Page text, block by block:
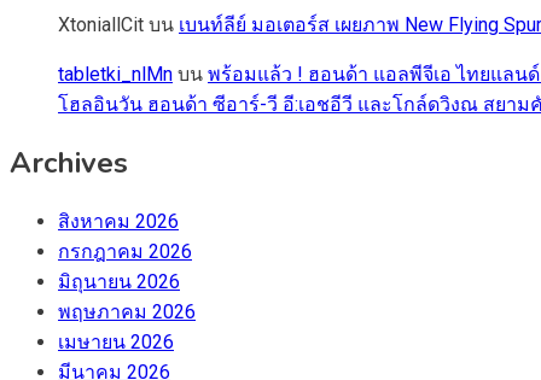
XtoniallCit บน เบนท์ลีย์ มอเตอร์ส เผยภาพ New Flying
tabletki_nlMn บน พร้อมแล้ว ! ฮอนด้า แอลพีจีเอ ไทยแลนด์
โฮลอินวัน ฮอนด้า ซีอาร์-วี อี:เอชอีวี และโกล์ดวิงณ สยา
Archives
สิงหาคม 2026
กรกฎาคม 2026
มิถุนายน 2026
พฤษภาคม 2026
เมษายน 2026
มีนาคม 2026